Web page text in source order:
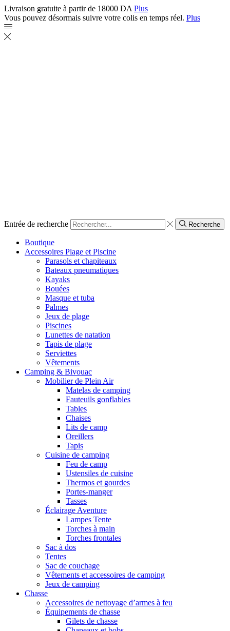
Livraison gratuite à partir de 18000 DA Plus
Vous pouvez désormais suivre votre colis en temps réel. Plus
Entrée de recherche Recherche
Boutique
Accessoires Plage et Piscine
Parasols et chapiteaux
Bateaux pneumatiques
Kayaks
Bouées
Masque et tuba
Palmes
Jeux de plage
Piscines
Lunettes de natation
Tapis de plage
Serviettes
Vêtements
Camping & Bivouac
Mobilier de Plein Air
Matelas de camping
Fauteuils gonflables
Tables
Chaises
Lits de camp
Oreillers
Tapis
Cuisine de camping
Feu de camp
Ustensiles de cuisine
Thermos et gourdes
Portes-manger
Tasses
Éclairage Aventure
Lampes Tente
Torches à main
Torches frontales
Sac à dos
Tentes
Sac de couchage
Vêtements et accessoires de camping
Jeux de camping
Chasse
Accessoires de nettoyage d’armes à feu
Équipements de chasse
Gilets de chasse